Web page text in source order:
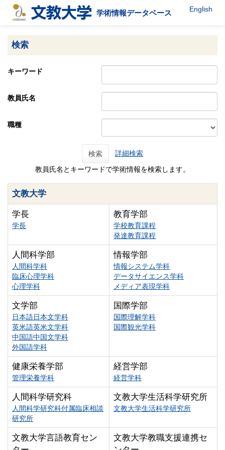
学術情報データベース English
検索
キーワード
教員氏名
職種
検索 詳細検索
教員氏名とキーワードで学術情報を検索します。
文教大学
学長
学長
教育学部
学校教育課程
発達教育課程
人間科学部
人間科学科
臨床心理学科
心理学科
情報学部
情報システム学科
データサイエンス学科
メディア表現学科
文学部
日本語日本文学科
英米語英米文学科
中国語中国文学科
外国語学科
国際学部
国際理解学科
国際観光学科
健康栄養学部
管理栄養学科
経営学部
経営学科
人間科学研究科
人間科学研究科付属臨床相談
研究所
文教大学生活科学研究所
文教大学生活科学研究所
文教大学言語教育セン
文教大学教職支援連携セ